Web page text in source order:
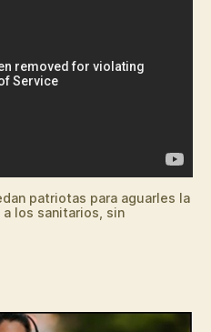
patriotas para aguarles la
los sanitarios, sin